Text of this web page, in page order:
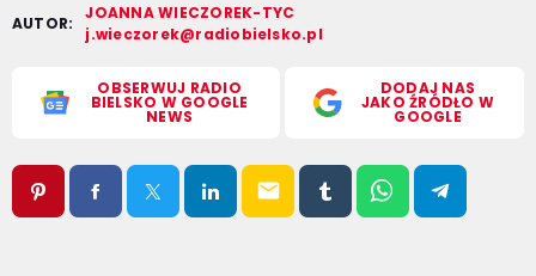
AUTOR:
JOANNA WIECZOREK-TYC
j.wieczorek@radiobielsko.pl
OBSERWUJ RADIO
BIELSKO W GOOGLE
NEWS
DODAJ NAS
JAKO ŹRÓDŁO W
GOOGLE
email